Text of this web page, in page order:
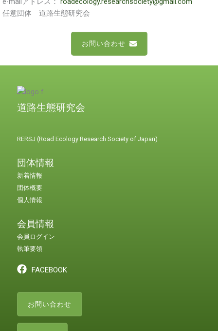
任意団体 道路生態研究会
お問い合わせ
道路生態研究会
RERSJ (Road Ecology Research Society of Japan)
団体情報
新着情報
団体概要
個人情報
会員情報
会員ログイン
執筆要領
FACEBOOK
お問い合わせ